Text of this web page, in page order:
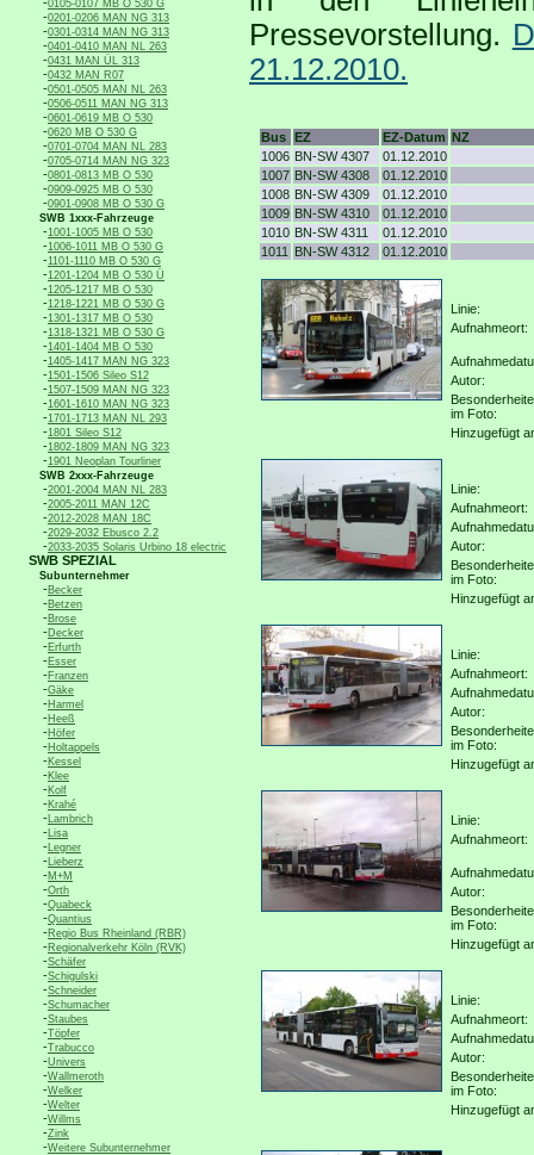
0105-0107 MB O 530 G
-0201-0206 MAN NG 313
-0301-0314 MAN NG 313
-0401-0410 MAN NL 263
-0431 MAN ÜL 313
-0432 MAN R07
-0501-0505 MAN NL 263
-0506-0511 MAN NG 313
-0601-0619 MB O 530
-0620 MB O 530 G
-0701-0704 MAN NL 283
-0705-0714 MAN NG 323
-0801-0813 MB O 530
-0909-0925 MB O 530
-0901-0908 MB O 530 G
SWB 1xxx-Fahrzeuge
-1001-1005 MB O 530
-1006-1011 MB O 530 G
-1101-1110 MB O 530 G
-1201-1204 MB O 530 Ü
-1205-1217 MB O 530
-1218-1221 MB O 530 G
-1301-1317 MB O 530
-1318-1321 MB O 530 G
-1401-1404 MB O 530
-1405-1417 MAN NG 323
-1501-1506 Sileo S12
-1507-1509 MAN NG 323
-1601-1610 MAN NG 323
-1701-1713 MAN NL 293
-1801 Sileo S12
-1802-1809 MAN NG 323
-1901 Neoplan Tourliner
SWB 2xxx-Fahrzeuge
-2001-2004 MAN NL 283
-2005-2011 MAN 12C
-2012-2028 MAN 18C
-2029-2032 Ebusco 2.2
-2033-2035 Solaris Urbino 18 electric
SWB SPEZIAL
Subunternehmer
-Becker
-Betzen
-Brose
-Decker
-Erfurth
-Esser
-Franzen
-Gäke
-Harmel
-Heeß
-Höfer
-Holtappels
-Kessel
-Klee
-Kolf
-Krahé
-Lambrich
-Lisa
-Legner
-Lieberz
-M+M
-Orth
-Quabeck
-Quantius
-Regio Bus Rheinland (RBR)
-Regionalverkehr Köln (RVK)
-Schäfer
-Schigulski
-Schneider
-Schumacher
-Staubes
-Töpfer
-Trabucco
-Univers
-Wallmeroth
-Welker
-Welter
-Willms
-Zink
-Weitere Subunternehmer
Pressevorstellung.
21.12.2010.
Bus EZ EZ-Datum NZ
1006 BN-SW 4307
01.12.2010
1007 BN-SW 4308
01.12.2010
1008 BN-SW 4309
01.12.2010
1009 BN-SW 4310
01.12.2010
1010 BN-SW 4311
01.12.2010
1011
BN-SW 4312 01.12.2010
Linie:
Aufnahmeort:
Autor:
im Foto:
Hinzugefügt
Linie:
Aufnahmeort:
Autor:
im Foto:
Hinzugefügt
Linie:
Aufnahmeort:
Autor:
im Foto:
Hinzugefügt
Linie:
Aufnahmeort:
Autor:
im Foto:
Hinzugefügt
Linie:
Aufnahmeort:
Autor:
im Foto:
Hinzugefügt